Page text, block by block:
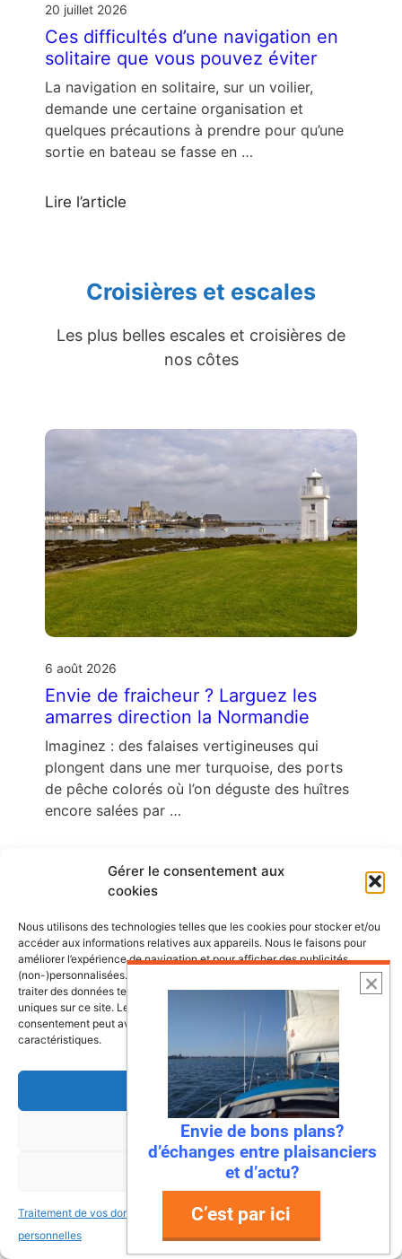
Gérer le consentement aux
cookies
Nous utilisons des technologies telles que les cookies pour stocker et/ou
accéder aux informations relatives aux appareils. Nous le faisons pour
améliorer l’expérience de navigation et pour afficher des publicités
(non-)personnalisées. Consentir à ces technologies nous autorisera à
traiter des données telles que le comportement de navigation ou les ID
uniques sur ce site. Le fait de ne pas consentir ou de retirer son
consentement peut avoir un effet négatif sur certaines fonctonnalités et
caractéristiques.
Accepter
Refuser
Voir les préférences
Traitement de vos données
personnelles
Traitement de vos données
personnelles
20 juillet 2026
Ces difficultés d’une navigation en
solitaire que vous pouvez éviter
La navigation en solitaire, sur un voilier,
demande une certaine organisation et
quelques précautions à prendre pour qu’une
sortie en bateau se fasse en …
Lire l’article
Croisières et escales
Les plus belles escales et croisières de
nos côtes
6 août 2026
Envie de fraicheur ? Larguez les
amarres direction la Normandie
Imaginez : des falaises vertigineuses qui
plongent dans une mer turquoise, des ports
de pêche colorés où l’on déguste des huîtres
encore salées par …
Lire l’article
Mandelieu-La Napoule : la première
ville à dire « stop » aux déchets en
Ah, la Méditerranée… Ses eaux turquoise, ses
plages de rêve, et… ses déchets ? Eh bien,
Envie de bons plans?
d’échanges entre plaisanciers
et d’actu?
C’est par ici